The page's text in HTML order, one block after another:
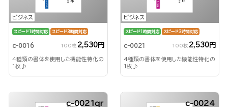
ビジネス
スピード1時間対応 スピード3時間対応
c-0016 100枚 2,530円
4種類の書体を使用した機能性特化の
1枚♪
ビジネス
スピード1時間対応 スピード3時間対応
c-0021 100枚 2,530円
4種類の書体を使用した機能性特化の
1枚♪
c-0021qr c-0024